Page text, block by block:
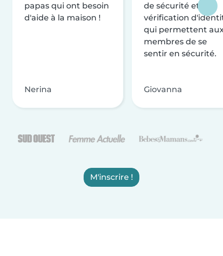
papas qui ont besoin
d'aide à la maison !
Nerina
de sécurité et de
vérification
qui permettent
membres de se
sentir en sécurité.
Giovanna
M'inscrire !